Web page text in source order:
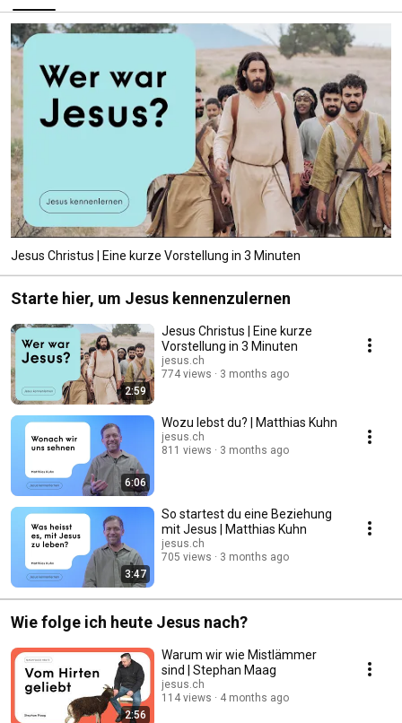
Jesus Christus | Eine kurze Vorstellung in 3 Minuten
Starte hier, um Jesus kennenzulernen
2:59
Jesus Christus | Eine kurze
Vorstellung in 3 Minuten
jesus.ch
774 views
3 months ago
6:06
Wozu lebst du? | Matthias Kuhn
jesus.ch
811 views
3 months ago
3:47
So startest du eine Beziehung
mit Jesus | Matthias Kuhn
jesus.ch
705 views
3 months ago
Wie folge ich heute Jesus nach?
2:56
Warum wir wie Mistlämmer
sind | Stephan Maag
jesus.ch
114 views
4 months ago